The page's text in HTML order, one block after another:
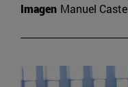
Imagen Manuel